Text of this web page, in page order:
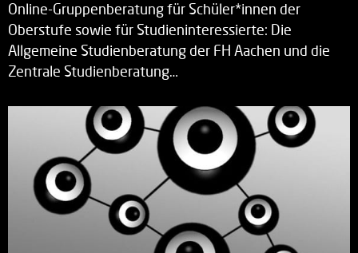
Online-Gruppenberatung für Schüler*innen der
Oberstufe sowie für Studieninteressierte: Die
Allgemeine Studienberatung der FH Aachen und die
Zentrale Studienberatung…